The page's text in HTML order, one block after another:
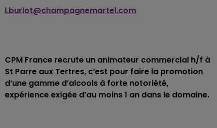
l.burlot@champagnemartel.com
CPM France recrute un animateur commercial h/f à
St Parre aux Tertres, c’est pour faire la promotion
d’une gamme d’alcools à forte notoriété,
expérience exigée d’au moins 1 an dans le domaine.